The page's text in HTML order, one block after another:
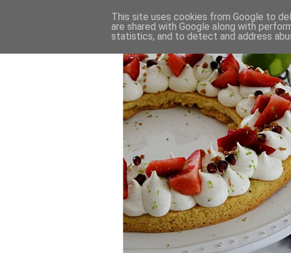
This site uses cookies from Google to
are shared with Google along with
statistics, and to detect and address